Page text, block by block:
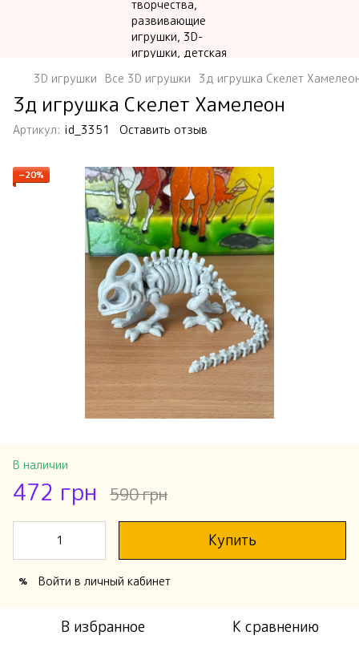
3D игрушки Все 3D игрушки 3д игрушка Скелет
3д игрушка Скелет Хамелеон
Артикул: id_3351 Оставить отзыв
−20%
В наличии
472 грн 590 грн
Купить
% Войти в личный кабинет
В избранное К сравнению